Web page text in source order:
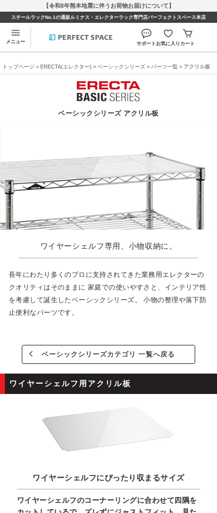
【令和8年熊本地震に伴うお荷物お届けについて】
スチールラックNo.1の通販ルミナス・エレクターラック専門店パーフェクトスペース本店
メニュー サポートお気に入り カート
トップページ > ERECTA(エレクター) > ベーシックシリーズ > パーツ一覧 > アクリル板
ベーシックシリーズ アクリル板
ワイヤーシェルフ専用、小物収納に。
長年にわたり多くのプロに支持されてきた業務用エレクターの
クオリティはそのままに 家庭での使いやすさと、インテリア性
を考慮して誕生したベーシックシリーズ。
小物の整理や落下防
止便利なパーツです。
ベーシックシリーズカテゴリ 一覧へ戻る
ワイヤーシェルフ用アクリル板
ワイヤーシェルフにぴったり収まるサイズ
ワイヤーシェルフのコーナーリングに合わせて四隅を